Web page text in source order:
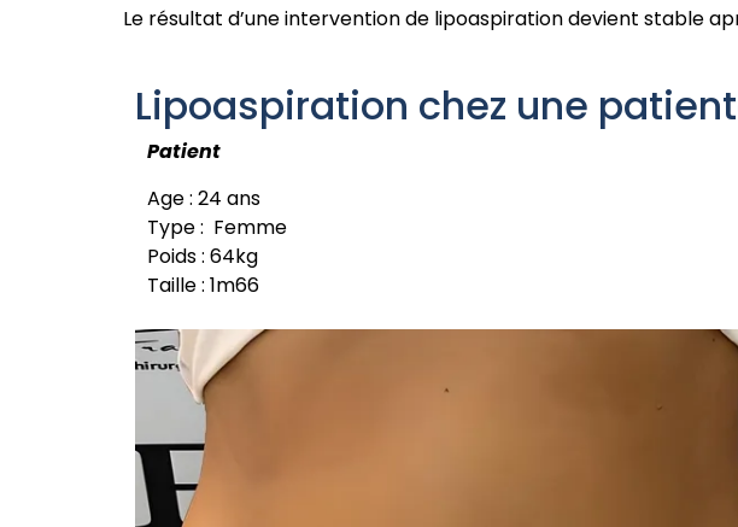
Le résultat d’une intervention de lipoaspiration devient stable
Lipoaspiration chez une
Patient
Age : 24 ans
Type : Femme
Poids : 64kg
Taille : 1m66